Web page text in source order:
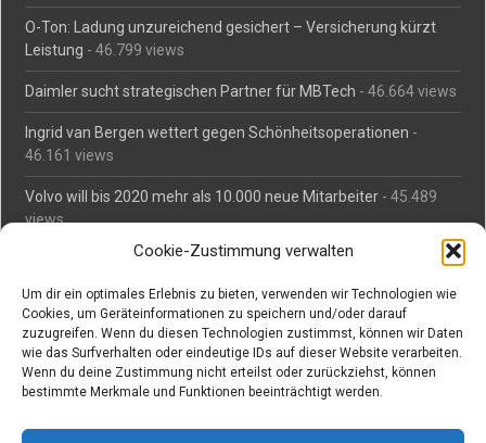
Cookie-Zustimmung verwalten
Um dir ein optimales Erlebnis zu bieten, verwenden wir Technologien wie
Cookies, um Geräteinformationen zu speichern und/oder darauf
zuzugreifen. Wenn du diesen Technologien zustimmst, können wir Daten
wie das Surfverhalten oder eindeutige IDs auf dieser Website verarbeiten.
Wenn du deine Zustimmung nicht erteilst oder zurückziehst, können
bestimmte Merkmale und Funktionen beeinträchtigt werden.
O-Ton: Ladung unzureichend gesichert – Versicherung kürzt
Leistung - 46.799 views
Daimler sucht strategischen Partner für MBTech - 46.664 views
Ingrid van Bergen wettert gegen Schönheitsoperationen -
46.161 views
Volvo will bis 2020 mehr als 10.000 neue Mitarbeiter - 45.489
views
Mäßiges Interesse an Daimlers MBtech- 44.715 views
O-Ton: Wer muss Schaden für abgedriftete Silvesterraketen
zahlen? - 42.372 views
Kollegengespräch: Urteile zum Grillen- 42.063 views
Suchen bei Vorabs